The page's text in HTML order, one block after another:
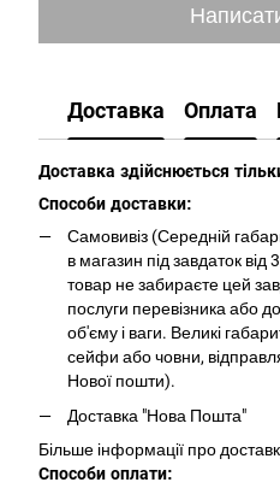
Доставка Оплата
Доставка здійснюється
Способи доставки:
Самовивіз (Середній
в магазин під завдаток
товар не забираєте цей
послуги перевізника або
об'єму і ваги. Великі
сейфи або човни,
Нової пошти).
Доставка "Нова Пошта"
Більше інформації про
Способи оплати: